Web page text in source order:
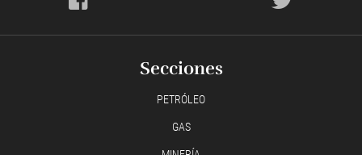
Secciones
PETRÓLEO
GAS